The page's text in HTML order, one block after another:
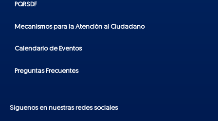
PQRSDF
Mecanismos para la Atención al Ciudadano
Calendario de Eventos
Preguntas Frecuentes
Síguenos en nuestras redes sociales